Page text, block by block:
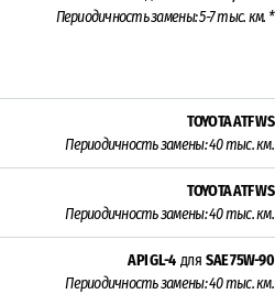
Периодичность замены: 5-7 тыс. км. *
TOYOTA ATF WS
Периодичность замены: 40 тыс. км.
TOYOTA ATF WS
Периодичность замены: 40 тыс. км.
API GL-4дляSAE 75W-90
Периодичность замены: 40 тыс. км.